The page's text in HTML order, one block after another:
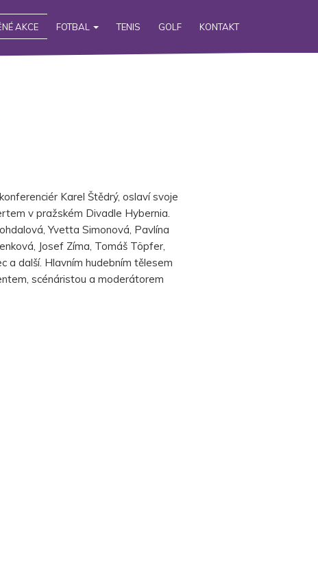
AKCE FOTBAL TENIS GOLF KONTAKT
Karel Štědrý, oslaví svoje
v pražském Divadle Hybernia.
Yvetta Simonová, Pavlína
Josef Zíma, Tomáš Töpfer,
a další. Hlavním hudebním tělesem
scénáristou a moderátorem